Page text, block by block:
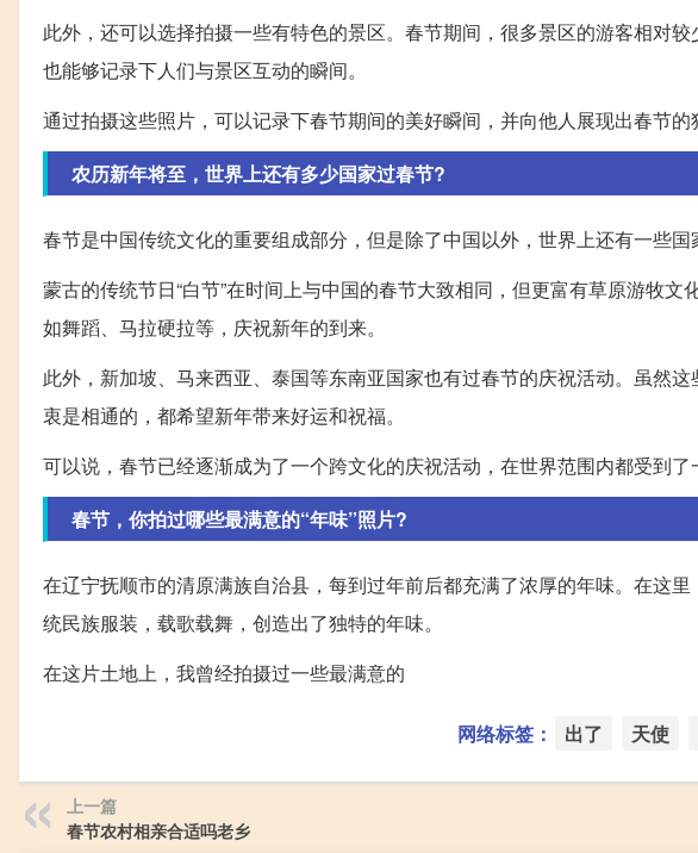
此外，还可以选择拍摄一些有特色的景区。春节期间，很多景区的游客相对
也能够记录下人们与景区互动的瞬间。
通过拍摄这些照片，可以记录下春节期间的美好瞬间，并向他人展现出春节的
农历新年将至，世界上还有多少国家过春节?
春节是中国传统文化的重要组成部分，但是除了中国以外，世界上还有一些国
蒙古的传统节日“白节”在时间上与中国的春节大致相同，但更富有草原游牧
如舞蹈、马拉硬拉等，庆祝新年的到来。
此外，新加坡、马来西亚、泰国等东南亚国家也有过春节的庆祝活动。虽然
衷是相通的，都希望新年带来好运和祝福。
可以说，春节已经逐渐成为了一个跨文化的庆祝活动，在世界范围内都受到了
春节，你拍过哪些最满意的“年味”照片?
在辽宁抚顺市的清原满族自治县，每到过年前后都充满了浓厚的年味。在这
统民族服装，载歌载舞，创造出了独特的年味。
在这片土地上，我曾经拍摄过一些最满意的
网络标签： 出了 天使
上一篇
春节农村相亲合适吗老乡